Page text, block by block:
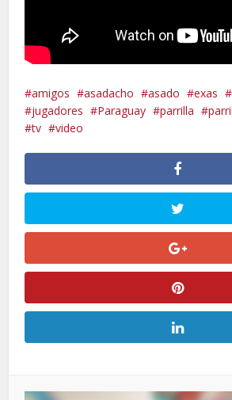
amigos asadacho asado exas
jugadores
Paraguay parrilla
tv
video